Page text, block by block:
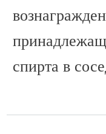
спирта в